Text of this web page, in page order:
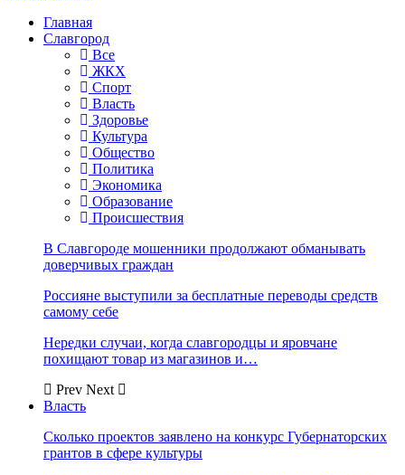
Главная
Славгород
Все
ЖКХ
Спорт
Власть
Здоровье
Культура
Общество
Политика
Экономика
Образование
Происшествия
В Славгороде мошенники продолжают обманывать
доверчивых граждан
Россияне выступили за бесплатные переводы средств
самому себе
Нередки случаи, когда славгородцы и яровчане
похищают товар из магазинов и…
Prev Next
Власть
Сколько проектов заявлено на конкурс Губернаторских
грантов в сфере культуры